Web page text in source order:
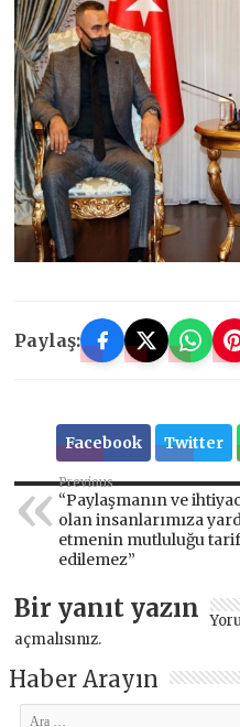
Paylaş:
Facebook Twitter
Previous
“Paylaşmanın ve
olan insanlarımıza
etmenin mutluluğu tarif
edilemez”
Bir yanıt yazın
açmalısınız.
Haber Arayın